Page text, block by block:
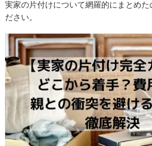
実家の片付けについて網羅的にまとめた
ださい。